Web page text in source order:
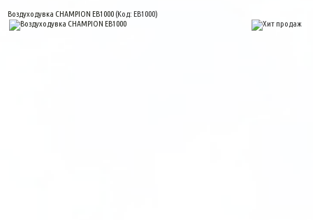
Воздуходувка CHAMPION EB1000 (Код:EB1000)